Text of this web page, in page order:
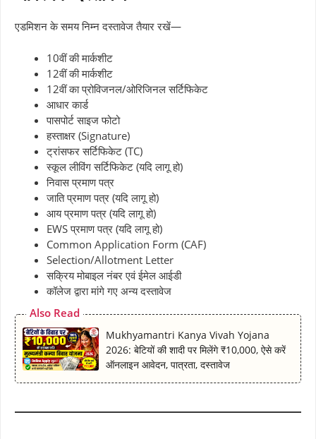
एडमिशन के समय निम्न दस्तावेज तैयार रखें—
10वीं की मार्कशीट
12वीं की मार्कशीट
12वीं का प्रोविजनल/ओरिजिनल सर्टिफिकेट
आधार कार्ड
पासपोर्ट साइज फोटो
हस्ताक्षर (Signature)
ट्रांसफर सर्टिफिकेट (TC)
स्कूल लीविंग सर्टिफिकेट (यदि लागू हो)
निवास प्रमाण पत्र
जाति प्रमाण पत्र (यदि लागू हो)
आय प्रमाण पत्र (यदि लागू हो)
EWS प्रमाण पत्र (यदि लागू हो)
Common Application Form (CAF)
Selection/Allotment Letter
सक्रिय मोबाइल नंबर एवं ईमेल आईडी
कॉलेज द्वारा मांगे गए अन्य दस्तावेज
Also Read
Mukhyamantri Kanya Vivah Yojana
2026: बेटियों की शादी पर मिलेंगे ₹10,000, ऐसे करें
ऑनलाइन आवेदन, पात्रता, दस्तावेज